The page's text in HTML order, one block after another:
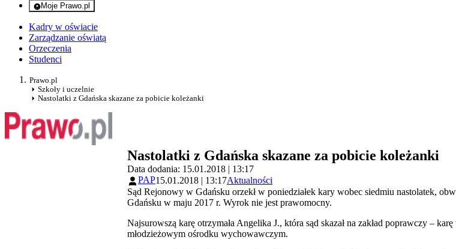
Moje Prawo.pl
- rejestracja i logowanie do serwisu
Kadry w oświacie
Zarządzanie oświatą
Orzeczenia
Studenci
Prawo.pl
Szkoły i uczelnie
Nastolatki z Gdańska skazane za pobicie koleżanki
Nastolatki z Gdańska skazane za pobicie koleżanki
Data dodania: 15.01.2018 | 13:17
PAP15.01.2018 | 13:17Aktualności
Sąd Rejonowy w Gdańsku orzekł w poniedziałek kary wobec siedmiu nastolatek,
Gdańsku w maju 2017 r. Wyrok nie jest prawomocny.
Najsurowszą karę otrzymała Angelika J., która sąd skazał na zakład poprawczy –
młodzieżowym ośrodku wychowawczym.